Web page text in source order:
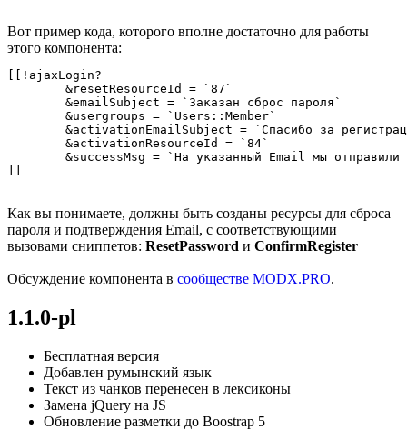
Вот пример кода, которого вполне достаточно для работы
этого компонента:
[[!ajaxLogin?
        &emailSubject = `Заказан сброс пароля`
        &usergroups = `Users::Member`
&activationEmailSubject = `Спасибо за
        &activationResourceId = `84`
&successMsg = `На указанный Email мы
]]
Как вы понимаете, должны быть созданы ресурсы для сброса
пароля и подтверждения Email, с соответствующими
вызовами сниппетов: ResetPassword и ConfirmRegister
Обсуждение компонента в сообществе MODX.PRO.
1.1.0-pl
Бесплатная версия
Добавлен румынский язык
Текст из чанков перенесен в лексиконы
Замена jQuery на JS
Обновление разметки до Boostrap 5